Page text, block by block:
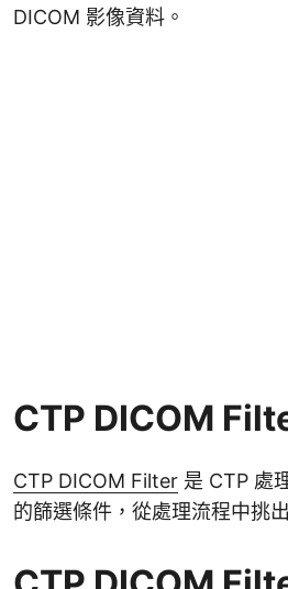
DICOM 影像資料。
CTP DICOM
CTP DICOM Filter 是 CTP 處
的篩選條件，從處理流程中挑